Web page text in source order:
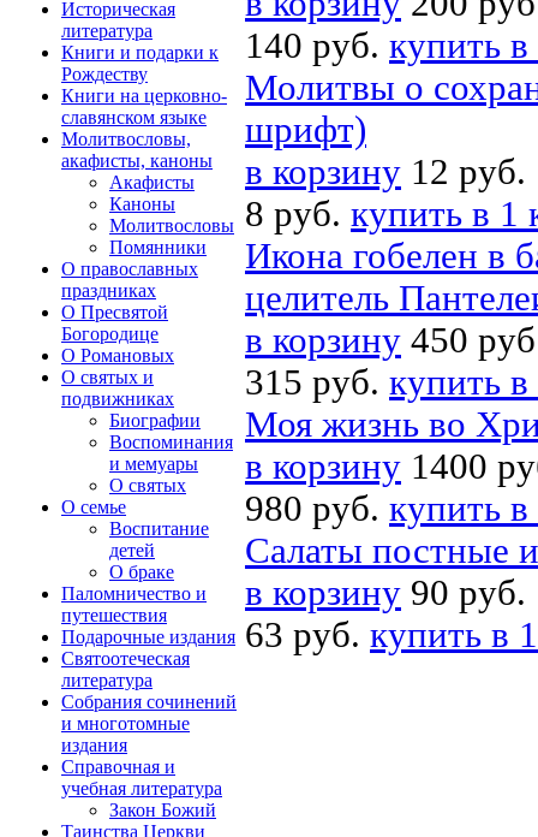
Историческая
литература
Книги и подарки к
Рождеству
Книги на церковно-
славянском языке
Молитвословы,
акафисты, каноны
Акафисты
Каноны
Молитвословы
Помянники
О православных
праздниках
О Пресвятой
Богородице
О Романовых
О святых и
подвижниках
Биографии
Воспоминания
и мемуары
О святых
О семье
Воспитание
детей
О браке
Паломничество и
путешествия
Подарочные издания
Святоотеческая
литература
Собрания сочинений
и многотомные
издания
Справочная и
учебная литература
Закон Божий
Таинства Церкви
140 руб. купить
Молитвы о
шрифт)
в корзину 12 руб.
8 руб. купить в 1
Икона гобелен в
целитель
в корзину 450
315 руб. купить
Моя жизнь во
в корзину 1400
980 руб. купить
Салаты постные
в корзину 90 руб.
63 руб. купить в